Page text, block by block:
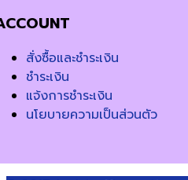
สั่งซื้อและชำระเงิน
ชำระเงิน
แจ้งการชำระเงิน
นโยบายความเป็นส่วนตัว